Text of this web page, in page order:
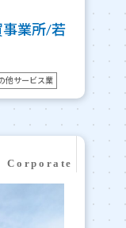
事業所/若
他サービス業